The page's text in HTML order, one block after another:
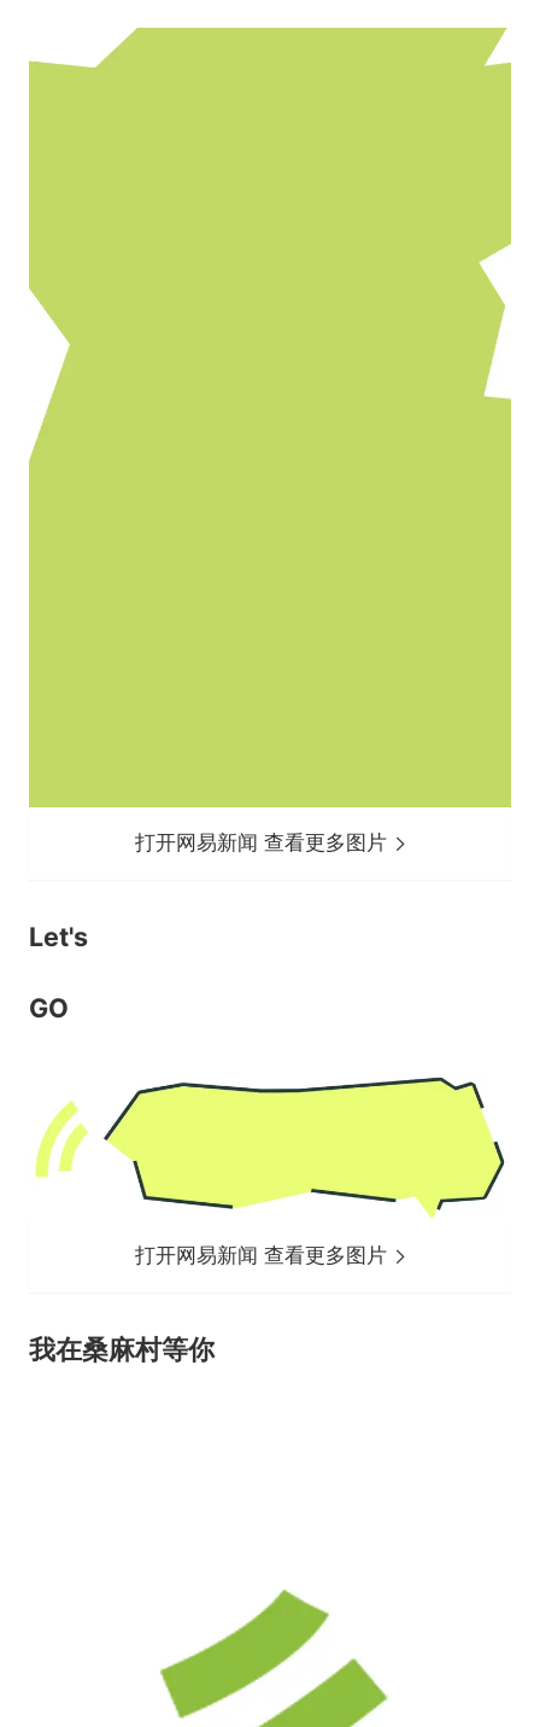
打开网易新闻 查看更多图片
Let's
GO
打开网易新闻 查看更多图片
我在桑麻村等你